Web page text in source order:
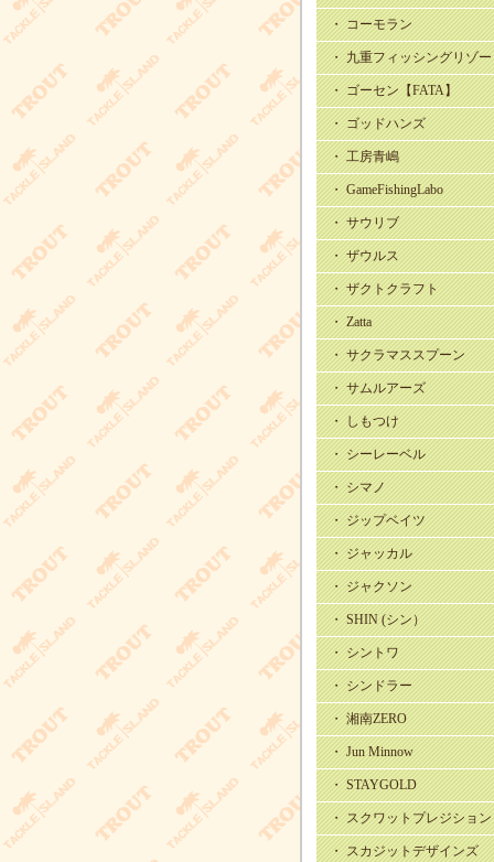
・ コーモラン
・ 九重フィッシングリゾ
・ ゴーセン【FATA】
・ ゴッドハンズ
・ 工房青嶋
・ GameFishingLabo
・ サウリブ
・ ザウルス
・ ザクトクラフト
・ Zatta
・ サクラマススプーン
・ サムルアーズ
・ しもつけ
・ シーレーベル
・ シマノ
・ ジップベイツ
・ ジャッカル
・ ジャクソン
・ SHIN (シン）
・ シントワ
・ シンドラー
・ 湘南ZERO
・ Jun Minnow
・ STAYGOLD
・ スクワットプレジション
・ スカジットデザインズ